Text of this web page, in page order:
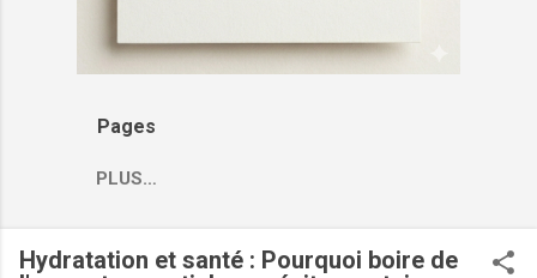
Pages
PLUS…
Hydratation et santé : Pourquoi boire de